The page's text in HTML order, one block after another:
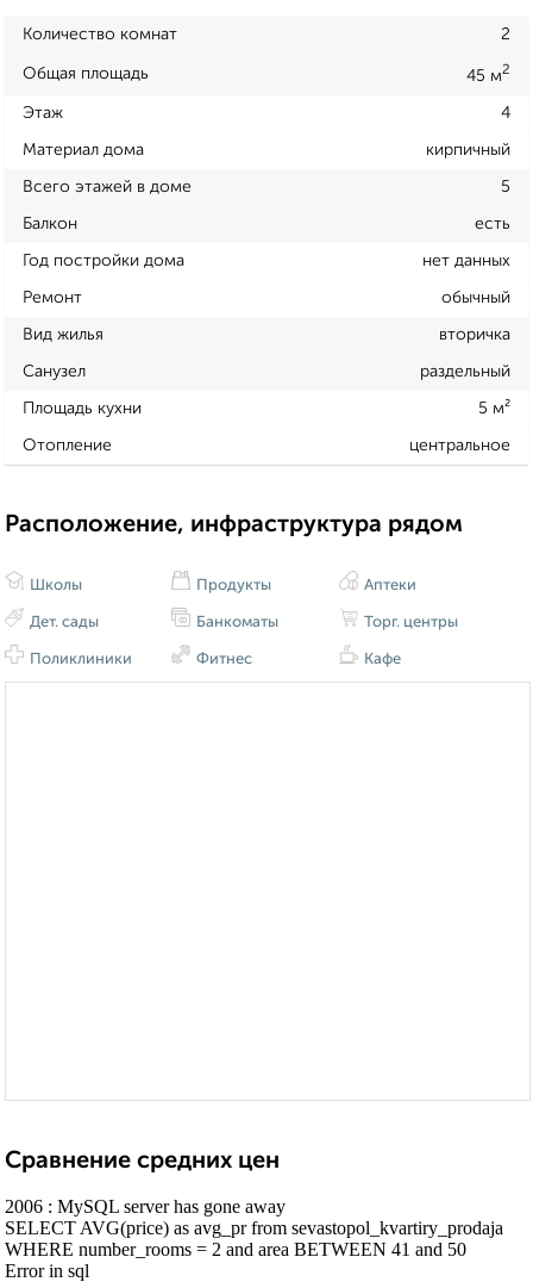
Количество комнат 2
Общая площадь 45 м2
Этаж 4
Материал дома кирпичный
Всего этажей в доме 5
Балкон есть
Год постройки дома нет данных
Ремонт обычный
Вид жилья вторичка
Санузел раздельный
Площадь кухни 5 м²
Отопление центральное
Расположение, инфраструктура рядом
Школы
Дет. сады
Поликлиники
Продукты
Банкоматы
Фитнес
Аптеки
Торг. центры
Кафе
Сравнение средних цен
2006 : MySQL server has gone away
SELECT AVG(price) as avg_pr from sevastopol_kvartiry_prodaja
WHERE number_rooms = 2 and area BETWEEN 41 and 50
Error in sql